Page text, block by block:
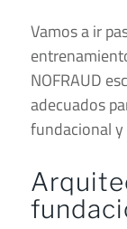
Vamos a ir
NOFRAUD
adecuados
fundacional y